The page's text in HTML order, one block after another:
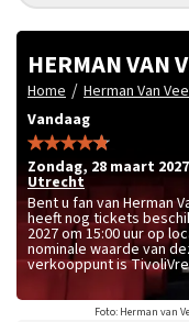
HERMAN VAN
Home / Herman Van
Vandaag
zondag, 28 maart
Utrecht
Bent u fan van Herman
heeft nog tickets
2027 om 15:00 uur op
nominale waarde van
verkooppunt is
Foto: Herman van